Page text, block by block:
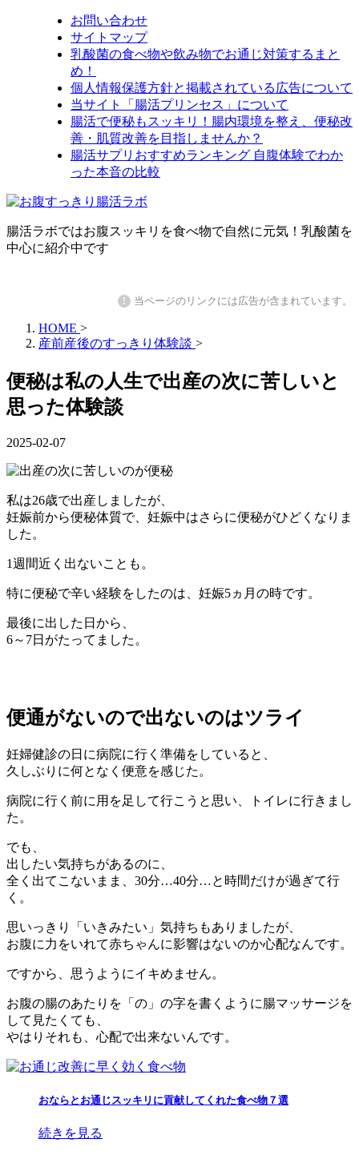
お問い合わせ
サイトマップ
乳酸菌の食べ物や飲み物でお通じ対策するまと
め！
個人情報保護方針と掲載されている広告について
当サイト「腸活プリンセス」について
腸活で便秘もスッキリ！腸内環境を整え、便秘改
善・肌質改善を目指しませんか？
腸活サプリおすすめランキング 自腹体験でわか
った本音の比較
腸活ラボではお腹スッキリを食べ物で自然に元気！乳酸菌を
中心に紹介中です
! 当ページのリンクには広告が含まれています。
HOME >
産前産後のすっきり体験談 >
便秘は私の人生で出産の次に苦しいと
思った体験談
2025-02-07
私は26歳で出産しましたが、
妊娠前から便秘体質で、妊娠中はさらに便秘がひどくなりま
した。
1週間近く出ないことも。
特に便秘で辛い経験をしたのは、妊娠5ヵ月の時です。
最後に出した日から、
6～7日がたってました。
便通がないので出ないのはツライ
妊婦健診の日に病院に行く準備をしていると、
久しぶりに何となく便意を感じた。
病院に行く前に用を足して行こうと思い、トイレに行きまし
た。
でも、
出したい気持ちがあるのに、
全く出てこないまま、30分…40分…と時間だけが過ぎて行
く。
思いっきり「いきみたい」気持ちもありましたが、
お腹に力をいれて赤ちゃんに影響はないのか心配なんです。
ですから、思うようにイキめません。
お腹の腸のあたりを「の」の字を書くように腸マッサージを
して見たくても、
やはりそれも、心配で出来ないんです。
おならとお通じスッキリに貢献してくれた食べ物７選
続きを見る